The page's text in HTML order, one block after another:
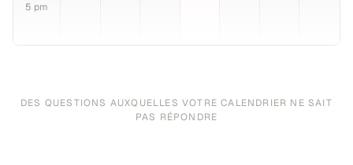
5 pm
DES QUESTIONS AUXQUELLES VOTRE CALENDRIER NE SAIT
PAS RÉPONDRE